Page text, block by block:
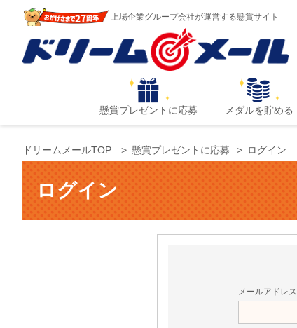
上場企業グループ会社が運営する懸賞サイト
懸賞プレゼントに応募 メダルを貯める
ドリームメールTOP 懸賞プレゼントに応募 ログイン
ログイン
メールアドレス